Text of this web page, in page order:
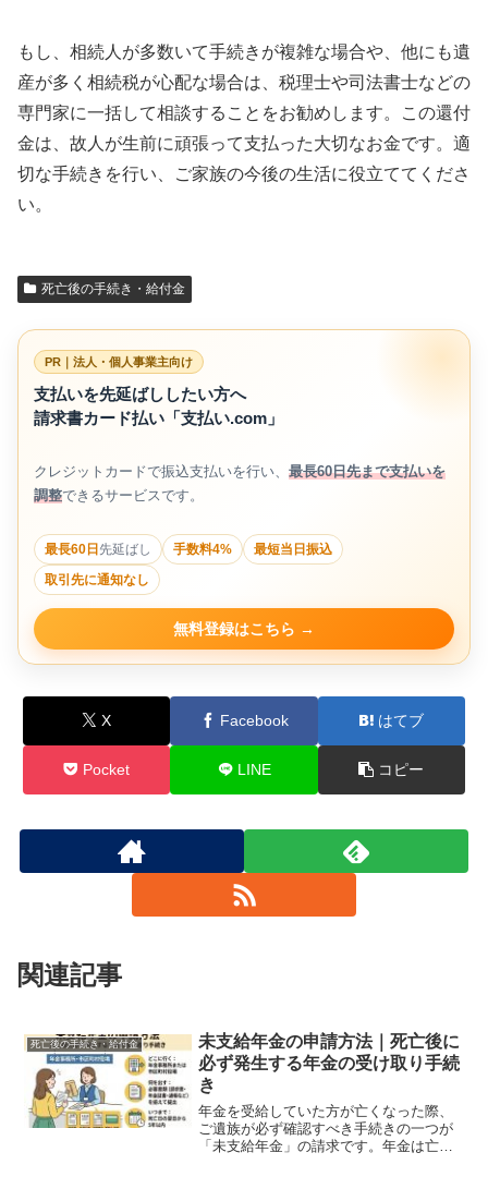
もし、相続人が多数いて手続きが複雑な場合や、他にも遺
産が多く相続税が心配な場合は、税理士や司法書士などの
専門家に一括して相談することをお勧めします。この還付
金は、故人が生前に頑張って支払った大切なお金です。適
切な手続きを行い、ご家族の今後の生活に役立ててくださ
い。
死亡後の手続き・給付金
PR｜法人・個人事業主向け
支払いを先延ばししたい方へ
請求書カード払い「支払い.com」
クレジットカードで振込支払いを行い、 最長60日先まで支払いを
調整できるサービスです。
最長60日先延ばし 手数料4%
最短当日振込
取引先に通知なし
無料登録はこちら
X Facebook はてブ
Pocket LINE コピー
関連記事
死亡後の手続き・給付金
未支給年金の申請方法｜死亡後に
必ず発生する年金の受け取り手続
き
年金を受給していた方が亡くなった際、
ご遺族が必ず確認すべき手続きの一つが
「未支給年金」の請求です。年金は亡く